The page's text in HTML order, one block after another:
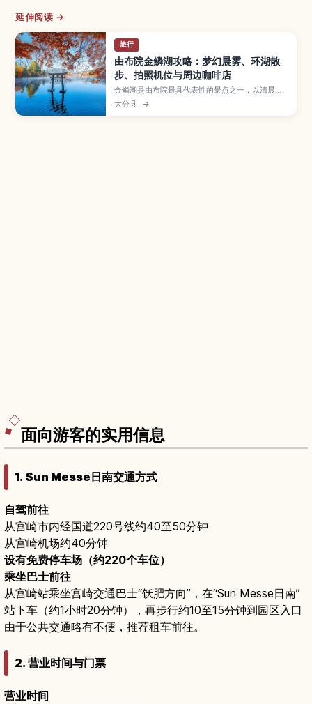
延伸阅读 →
旅行
由布院金鳞湖攻略：梦幻晨雾、环湖散
步、拍照机位与周边咖啡店
金鳞湖是由布院最具代表性的景点之一，以清晨薄
雾的梦幻氛围闻名。本文介绍最佳观赏时段与季
节、环湖散步路线、好拍的取景点，以及汤之坪街
大分县 →
面向游客的实用信息
1. Sun Messe日南交通方式
自驾前往
从宫崎市内经国道220号线约40至50分钟
从宫崎机场约40分钟
设有免费停车场（约220个车位）
乘坐巴士前往
从宫崎站乘坐宫崎交通巴士“饫肥方向”，在“Sun Messe日南”
站下车（约1小时20分钟），再步行约10至15分钟到园区入口
由于公共交通略有不便，推荐租车前往。
2. 营业时间与门票
营业时间